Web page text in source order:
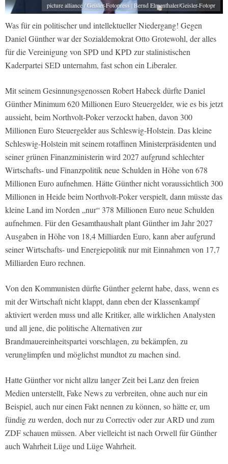
picture alliance / Geisler-Fotopress | Bernd Elmenthaler/Geisler-Fotopr
Was für ein politischer und intellektueller Niedergang! Gegen
Daniel Günther war der Sozialdemokrat Otto Grotewohl, der alles
für die Vereinigung von SPD und KPD zur stalinistischen
Kaderpartei SED unternahm, fast schon ein Liberaler.
Mit seinem Gesinnungsgenossen Robert Habeck dürfte Daniel
Günther Minimum 620 Millionen Euro Steuergelder, wie es bis jetzt
aussieht, beim Northvolt-Poker verzockt haben, davon 300
Millionen Euro Steuergelder aus Schleswig-Holstein. Das kleine
Schleswig-Holstein mit seinem rotaffinen Ministerpräsidenten und
seiner grünen Finanzministerin wird 2027 aufgrund schlechter
Wirtschafts- und Finanzpolitik neue Schulden in Höhe von 678
Millionen Euro aufnehmen. Hätte Günther nicht voraussichtlich 300
Millionen in Heide beim Northvolt-Poker verspielt, dann müsste das
kleine Land im Norden „nur“ 378 Millionen Euro neue Schulden
aufnehmen. Für den Gesamthaushalt plant Günther im Jahr 2027
Ausgaben in Höhe von 18,4 Milliarden Euro, kann aber aufgrund
seiner Wirtschafts- und Energiepolitik nur mit Einnahmen von 17,7
Milliarden Euro rechnen.
Von den Kommunisten dürfte Günther gelernt habe, dass, wenn es
mit der Wirtschaft nicht klappt, dann eben der Klassenkampf
aktiviert werden muss und alle Kritiker, alle wirklichen Analysten
und all jene, die politische Alternativen zur
Brandmauereinheitspartei vorschlagen, zu bekämpfen, zu
verunglimpfen und möglichst mundtot zu machen sind.
Hatte Günther vor nicht allzu langer Zeit bei Lanz den freien
Medien unterstellt, Fake News zu verbreiten, ohne auch nur ein
Beispiel, auch nur einen Fakt nennen zu können, so hätte er, um
fündig zu werden, doch nur zu Correctiv oder zur ARD und zum
ZDF schauen müssen. Aber vielleicht ist nach Orwell für Günther
auch Wahrheit Lüge und Lüge Wahrheit.